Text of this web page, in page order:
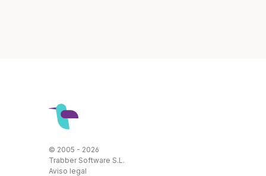
© 2005 - 2026
Trabber Software S.L.
Aviso legal